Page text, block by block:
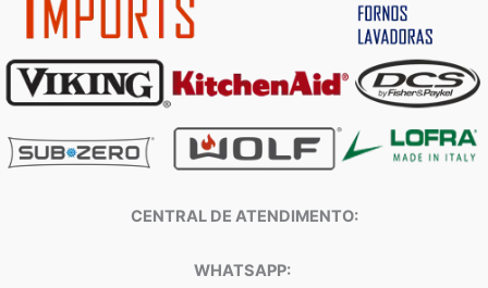
CENTRAL DE ATENDIMENTO:
WHATSAPP: